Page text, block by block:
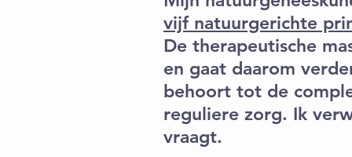
vijf natuurgerichte
De therapeutische
en gaat daarom
behoort tot de
reguliere zorg. Ik
vraagt.